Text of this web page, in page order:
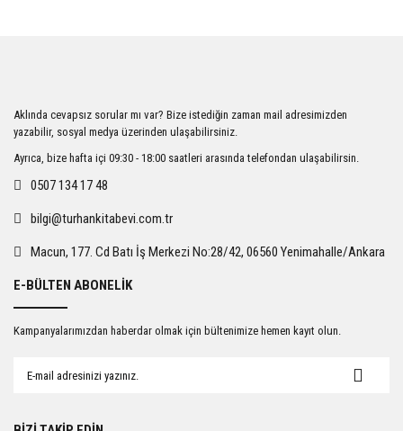
Ürün açıklamasında eksik bilgiler bulunuyor.
Ürün bilgilerinde hatalar bulunuyor.
Ürün fiyatı diğer sitelerden daha pahalı.
Gönder
Aklında cevapsız sorular mı var? Bize istediğin zaman mail adresimizden
yazabilir, sosyal medya üzerinden ulaşabilirsiniz.
Ayrıca, bize hafta içi 09:30 - 18:00 saatleri arasında telefondan ulaşabilirsin.
0507 134 17 48
bilgi@turhankitabevi.com.tr
Macun, 177. Cd Batı İş Merkezi No:28/42, 06560 Yenimahalle/Ankara
E-BÜLTEN ABONELİK
Kampanyalarımızdan haberdar olmak için bültenimize hemen kayıt olun.